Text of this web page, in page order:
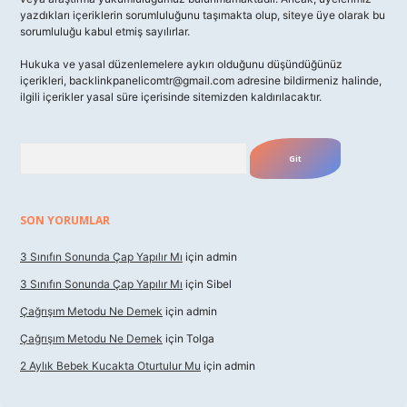
yazdıkları içeriklerin sorumluluğunu taşımakta olup, siteye üye olarak bu
sorumluluğu kabul etmiş sayılırlar.
Hukuka ve yasal düzenlemelere aykırı olduğunu düşündüğünüz
içerikleri, backlinkpanelicomtr@gmail.com adresine bildirmeniz halinde,
ilgili içerikler yasal süre içerisinde sitemizden kaldırılacaktır.
SON YORUMLAR
3 Sınıfın Sonunda Çap Yapılır Mı için admin
3 Sınıfın Sonunda Çap Yapılır Mı için Sibel
Çağrışım Metodu Ne Demek için admin
Çağrışım Metodu Ne Demek için Tolga
2 Aylık Bebek Kucakta Oturtulur Mu için admin